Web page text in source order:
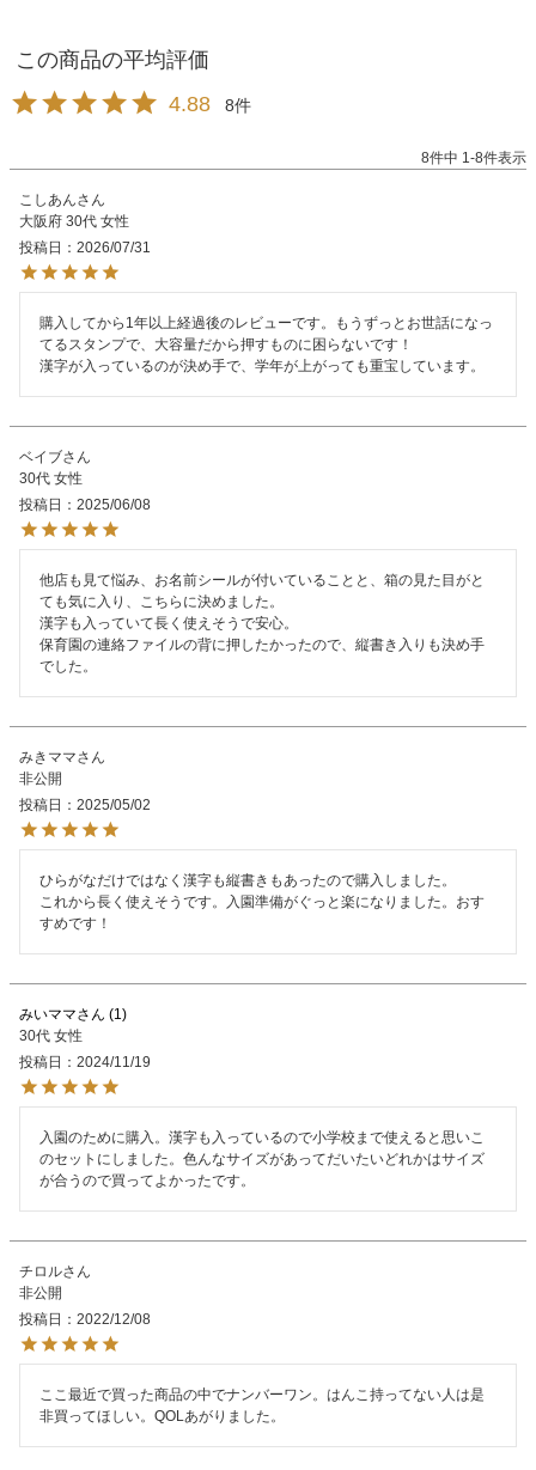
4.88 8
8件中 1-8件表示
こしあん
大阪府 30代 女性
投稿日
2026/07/31
購入してから1年以上経過後のレビューです。もうずっとお世話になっ
てるスタンプで、大容量だから押すものに困らないです！
漢字が入っているのが決め手で、学年が上がっても重宝しています。
ベイブ
30代 女性
投稿日
2025/06/08
他店も見て悩み、お名前シールが付いていることと、箱の見た目がと
ても気に入り、こちらに決めました。
漢字も入っていて長く使えそうで安心。
保育園の連絡ファイルの背に押したかったので、縦書き入りも決め手
でした。
みきママ
非公開
投稿日
2025/05/02
ひらがなだけではなく漢字も縦書きもあったので購入しました。
これから長く使えそうです。入園準備がぐっと楽になりました。おす
すめです！
みいママ
1
30代 女性
投稿日
2024/11/19
入園のために購入。漢字も入っているので小学校まで使えると思いこ
のセットにしました。色んなサイズがあってだいたいどれかはサイズ
チロル
非公開
投稿日
2022/12/08
ここ最近で買った商品の中でナンバーワン。はんこ持ってない人は是
非買ってほしい。QOLあがりました。